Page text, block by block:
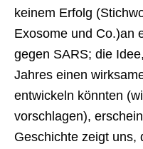
keinem Erfolg
Exosome und Co.)an
gegen SARS; die
Jahres einen
entwickeln könnten
vorschlagen),
Geschichte zeigt uns,